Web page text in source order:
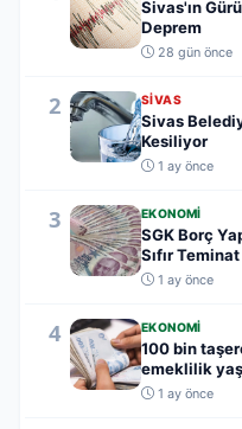
Sivas'ın
Deprem
28 gün önce
2 SIVAS
Sivas
Kesiliyor
1 ay önce
3 EKONOMI
SGK Borç
Sıfır Teminat
1 ay önce
4 EKONOMI
100 bin
emeklilik yaş
1 ay önce